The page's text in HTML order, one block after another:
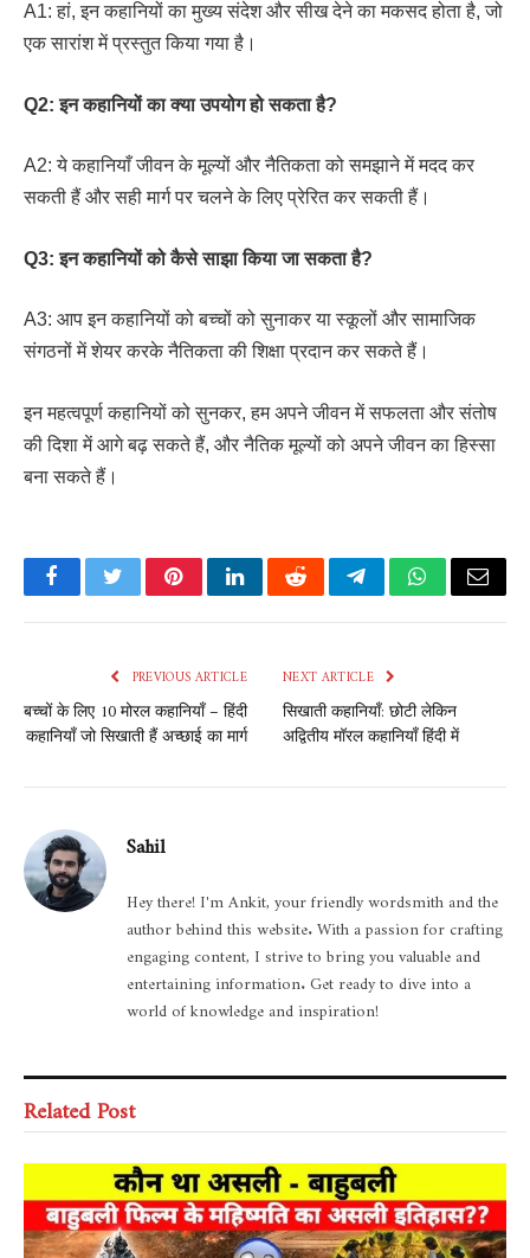
A1: हां, इन कहानियों का मुख्य संदेश और सीख देने का मकसद होता है, जो
एक सारांश में प्रस्तुत किया गया है।
Q2: इन कहानियों का क्या उपयोग हो सकता है?
A2: ये कहानियाँ जीवन के मूल्यों और नैतिकता को समझाने में मदद कर
सकती हैं और सही मार्ग पर चलने के लिए प्रेरित कर सकती हैं।
Q3: इन कहानियों को कैसे साझा किया जा सकता है?
A3: आप इन कहानियों को बच्चों को सुनाकर या स्कूलों और सामाजिक
संगठनों में शेयर करके नैतिकता की शिक्षा प्रदान कर सकते हैं।
इन महत्वपूर्ण कहानियों को सुनकर, हम अपने जीवन में सफलता और संतोष
की दिशा में आगे बढ़ सकते हैं, और नैतिक मूल्यों को अपने जीवन का हिस्सा
बना सकते हैं।
FacebookTwitterPinterestLinkedInRedditTelegramWhatsApp
Email
PREVIOUS ARTICLE
बच्चों के लिए 10 मोरल कहानियाँ – हिंदी
कहानियाँ जो सिखाती हैं अच्छाई का मार्ग
NEXT ARTICLE
सिखाती कहानियाँ: छोटी लेकिन
अद्वितीय मॉरल कहानियाँ हिंदी में
Sahil
Hey there! I'm Ankit, your friendly wordsmith and the
author behind this website. With a passion for crafting
engaging content, I strive to bring you valuable and
entertaining information. Get ready to dive into a
world of knowledge and inspiration!
Related Post